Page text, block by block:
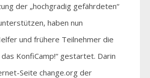
der „hochgradig gefährdeten“
haben nun
und frühere Teilnehmer die
KonfiCamp!“ gestartet. Darin
Seite change.org der